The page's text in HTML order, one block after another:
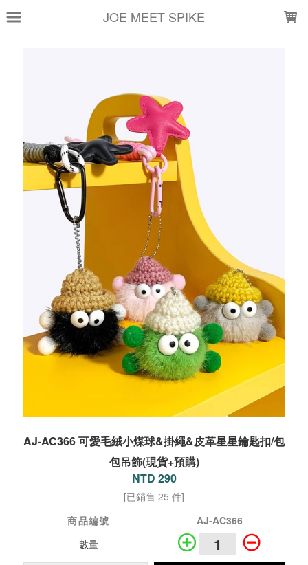
JOE MEET SPIKE
AJ-AC366 可愛毛絨小煤球&掛繩&皮革星星鑰匙扣/包
包吊飾(現貨+預購)
NTD 290
[已銷售 25 件]
商品編號
AJ-AC366
數量